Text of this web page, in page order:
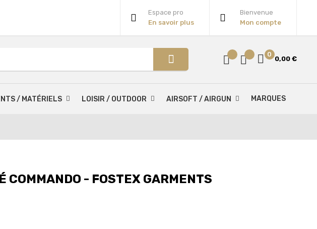
Bienvenue
Mon compte
Espace pro
En savoir plus
0
0,00 €
/ MATÉRIELS LOISIR / OUTDOOR AIRSOFT / AIRGUN MARQUES
COMMANDO - FOSTEX GARMENTS